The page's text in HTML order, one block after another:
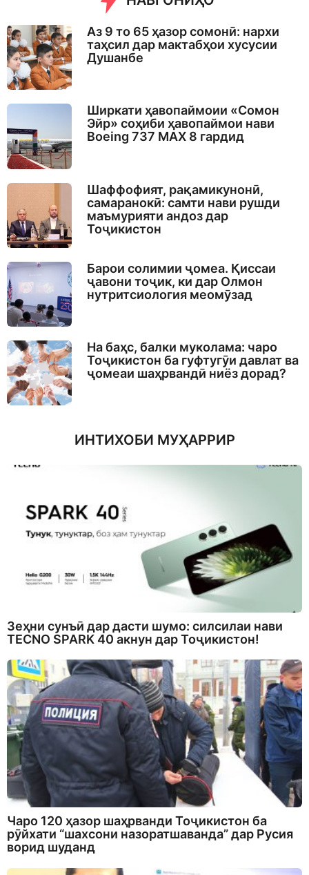
o
Аз 9 то 65 ҳазор сомонӣ: нархи
таҳсил дар мактабҳои хусусии
Душанбе
Ширкати ҳавопаймоии «Сомон
Эйр» соҳиби ҳавопаймои нави
Boeing 737 MAX 8 гардид
Шаффофият, рақамикунонӣ,
самаранокӣ: самти нави рушди
маъмурияти андоз дар
Тоҷикистон
Барои солимии ҷомеа. Қиссаи
ҷавони тоҷик, ки дар Олмон
нутритсиология меомӯзад
На баҳс, балки муколама: чаро
Тоҷикистон ба гуфтугӯи давлат ва
ҷомеаи шаҳрвандӣ ниёз дорад?
ИНТИХОБИ МУҲАРРИР
Зеҳни сунъӣ дар дасти шумо: силсилаи нави
TECNO SPARK 40 акнун дар Тоҷикистон!
Чаро 120 ҳазор шаҳрванди Тоҷикистон ба
рӯйхати “шахсони назоратшаванда” дар Русия
ворид шуданд